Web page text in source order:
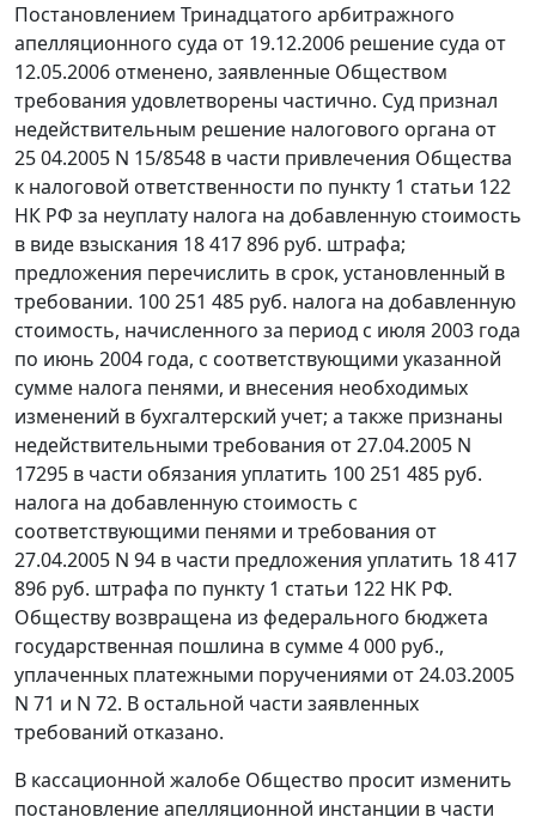
Постановлением Тринадцатого арбитражного
апелляционного суда от 19.12.2006 решение суда от
12.05.2006 отменено, заявленные Обществом
требования удовлетворены частично. Суд признал
недействительным решение налогового органа от
25 04.2005 N 15/8548 в части привлечения Общества
к налоговой ответственности по пункту 1 статьи 122
НК РФ за неуплату налога на добавленную стоимость
в виде взыскания 18 417 896 руб. штрафа;
предложения перечислить в срок, установленный в
требовании. 100 251 485 руб. налога на добавленную
стоимость, начисленного за период с июля 2003 года
по июнь 2004 года, с соответствующими указанной
сумме налога пенями, и внесения необходимых
изменений в бухгалтерский учет; а также признаны
недействительными требования от 27.04.2005 N
17295 в части обязания уплатить 100 251 485 руб.
налога на добавленную стоимость с
соответствующими пенями и требования от
27.04.2005 N 94 в части предложения уплатить 18 417
896 руб. штрафа по пункту 1 статьи 122 НК РФ.
Обществу возвращена из федерального бюджета
государственная пошлина в сумме 4 000 руб.,
уплаченных платежными поручениями от 24.03.2005
N 71 и N 72. В остальной части заявленных
требований отказано.
В кассационной жалобе Общество просит изменить
постановление апелляционной инстанции в части